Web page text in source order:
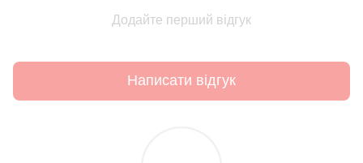
Додайте перший відгук
Написати відгук